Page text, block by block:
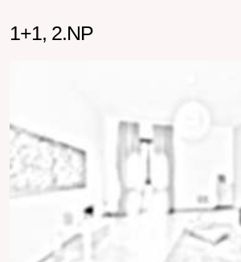
1+1, 2.NP